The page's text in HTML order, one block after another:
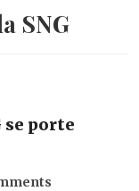
SNG
se porte